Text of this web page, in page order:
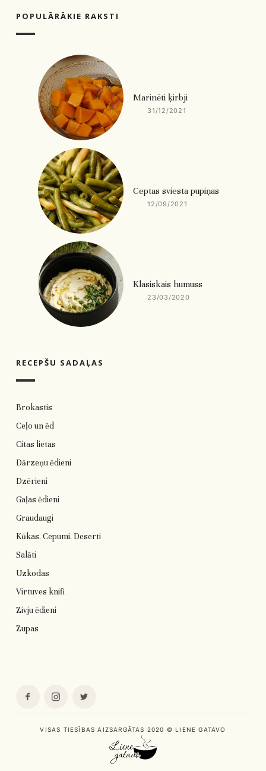
POPULĀRĀKIE RAKSTI
Marinēti ķirbji
31/12/2021
Ceptas sviesta pupiņas
12/09/2021
Klasiskais humuss
23/03/2020
RECEPŠU SADAĻAS
Brokastis
Ceļo un ēd
Citas lietas
Dārzeņu ēdieni
Dzērieni
Gaļas ēdieni
Graudaugi
Kūkas. Cepumi. Deserti
Salāti
Uzkodas
Virtuves knifi
Zivju ēdieni
Zupas
VISAS TIESĪBAS AIZSARGĀTAS 2020 © LIENE GATAVO